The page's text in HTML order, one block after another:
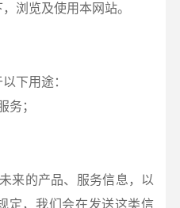
浏览及使用本网站。
下用途：
务；
来的产品、服务信息，以
定，我们会在发送这类信